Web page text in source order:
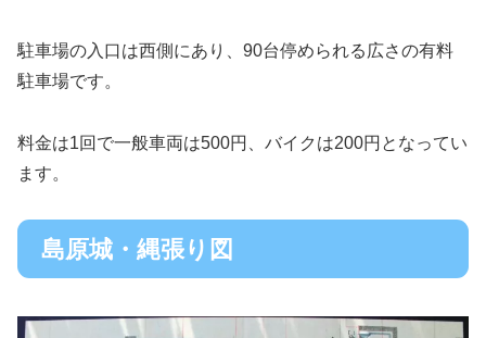
駐車場の入口は西側にあり、90台停められる広さの有料
駐車場です。
料金は1回で一般車両は500円、バイクは200円となってい
ます。
島原城・縄張り図